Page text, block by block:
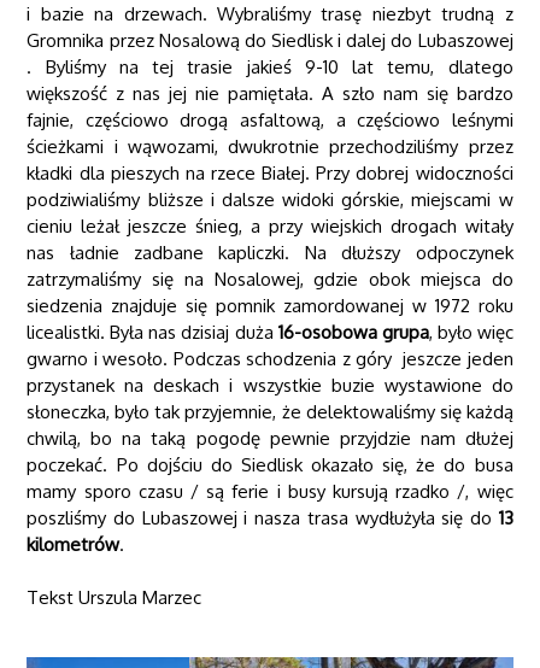
i bazie na drzewach. Wybraliśmy trasę niezbyt trudną z
Gromnika przez Nosalową do Siedlisk i dalej do Lubaszowej
. Byliśmy na tej trasie jakieś 9-10 lat temu, dlatego
większość z nas jej nie pamiętała. A szło nam się bardzo
fajnie, częściowo drogą asfaltową, a częściowo leśnymi
ścieżkami i wąwozami, dwukrotnie przechodziliśmy przez
kładki dla pieszych na rzece Białej. Przy dobrej widoczności
podziwialiśmy bliższe i dalsze widoki górskie, miejscami w
cieniu leżał jeszcze śnieg, a przy wiejskich drogach witały
nas ładnie zadbane kapliczki. Na dłuższy odpoczynek
zatrzymaliśmy się na Nosalowej, gdzie obok miejsca do
siedzenia znajduje się pomnik zamordowanej w 1972 roku
licealistki. Była nas dzisiaj duża 16-osobowa grupa, było więc
gwarno i wesoło. Podczas schodzenia z góry jeszcze jeden
przystanek na deskach i wszystkie buzie wystawione do
słoneczka, było tak przyjemnie, że delektowaliśmy się każdą
chwilą, bo na taką pogodę pewnie przyjdzie nam dłużej
poczekać. Po dojściu do Siedlisk okazało się, że do busa
mamy sporo czasu / są ferie i busy kursują rzadko /, więc
poszliśmy do Lubaszowej i nasza trasa wydłużyła się do 13
kilometrów.
Tekst Urszula Marzec